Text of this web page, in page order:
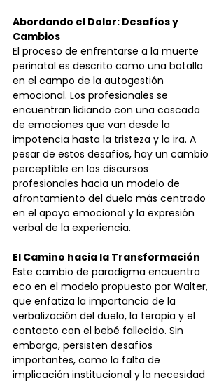
Abordando el Dolor: Desafíos y
Cambios
El proceso de enfrentarse a la muerte
perinatal es descrito como una batalla
en el campo de la autogestión
emocional. Los profesionales se
encuentran lidiando con una cascada
de emociones que van desde la
impotencia hasta la tristeza y la ira. A
pesar de estos desafíos, hay un cambio
perceptible en los discursos
profesionales hacia un modelo de
afrontamiento del duelo más centrado
en el apoyo emocional y la expresión
verbal de la experiencia.
El Camino hacia la Transformación
Este cambio de paradigma encuentra
eco en el modelo propuesto por Walter,
que enfatiza la importancia de la
verbalización del duelo, la terapia y el
contacto con el bebé fallecido. Sin
embargo, persisten desafíos
importantes, como la falta de
implicación institucional y la necesidad